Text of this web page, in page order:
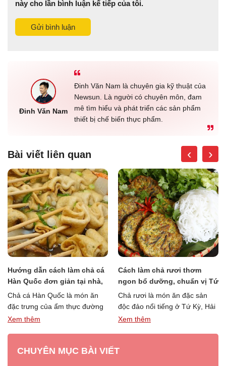
này cho lần bình luận kế tiếp của tôi.
Gửi bình luận
Đinh Văn Nam
Đinh Văn Nam là chuyên gia kỹ thuật của
Newsun. Là người có chuyên môn, đam
mê tìm hiểu và phát triển các sản phẩm
thiết bị chế biến thực phẩm.
Bài viết liên quan
Hướng dẫn cách làm chả cá
Hàn Quốc đơn giản tại nhà,
thơm ngon, chuẩn vị
Chả cá Hàn Quốc là món ăn
đặc trưng của ẩm thực đường
phố Hàn Quốc. Loại chả cá
cách
Xem thêm
Cách làm chả rươi thơm
ngon bổ dưỡng, chuẩn vị Tứ
Kỳ
Chả rươi là món ăn đặc sản
độc đảo nổi tiếng ở Tứ Kỳ, Hải
Dương. Chả con rươi vô …
Xem thêm
‹ ›
CHUYÊN MỤC BÀI VIẾT